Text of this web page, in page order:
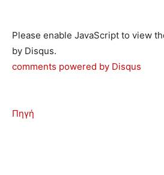
Please enable JavaScript to view
by Disqus.
comments powered by Disqus
Πηγή